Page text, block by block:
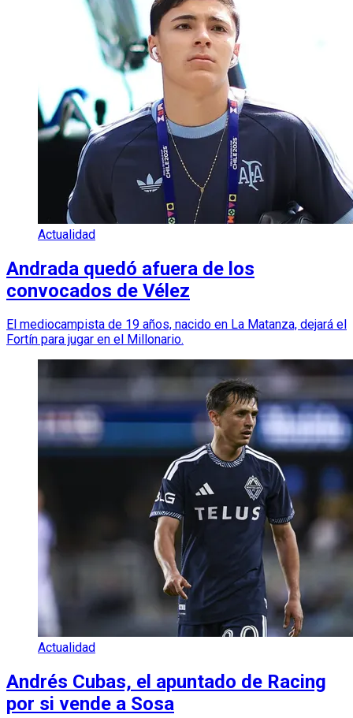
Actualidad
Andrada quedó afuera de los
convocados de Vélez
El mediocampista de 19 años, nacido en La Matanza, dejará el
Fortín para jugar en el Millonario.
Actualidad
Andrés Cubas, el apuntado de Racing
por si vende a Sosa